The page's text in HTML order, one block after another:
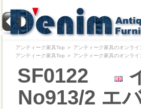
アンティーク家具Top ＞ アンティーク家具のオンライ
アンティーク家具Top ＞ アンティーク家具のオンライ
SF0122
No913/2 エ